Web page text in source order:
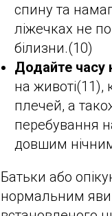
спину та
ліжечках не
білизни.(10)
Додайте часу
на животі(11),
плечей, а
перебування
довшим
Батьки або
нормальним